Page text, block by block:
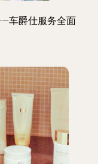
车爵仕服务全面